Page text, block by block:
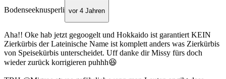
Bodenseeknusperli vor 4 Jahren
Aha!! Oke hab jetzt gegoogelt und Hokkaido ist garantiert KEIN
Zierkürbis der Lateinische Name ist komplett anders was Zierkürbis
von Speisekürbis unterscheidet. Uff danke dir Missy fürs doch
wieder zurück korrigieren puhhh😆